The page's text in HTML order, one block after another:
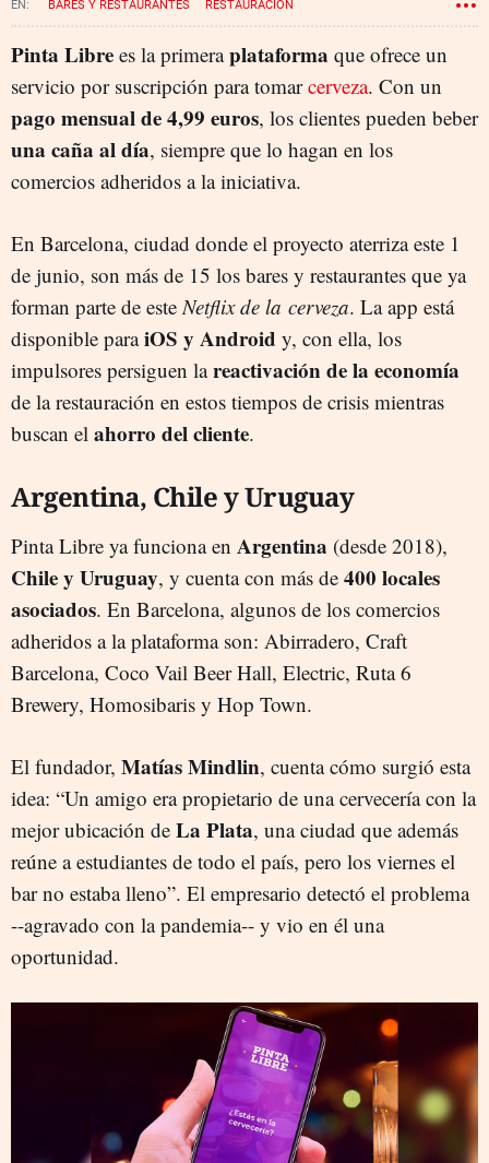
BARES Y RESTAURANTES RESTAURACIÓN
Pinta Libre es la primeraplataforma que ofrece un
servicio por suscripción para tomarcerveza. Con un
pago mensual de 4,99 euros, los clientes pueden beber
una caña al día, siempre que lo hagan en los
comercios adheridos a la iniciativa.
En Barcelona, ciudad donde el proyecto aterriza este 1
de junio, son más de 15 los bares y restaurantes que ya
forman parte de esteNetflix de la cerveza. La app está
disponible paraiOS y Android y, con ella, los
impulsores persiguen lareactivación de la economía
de la restauración en estos tiempos de crisis mientras
buscan el ahorro del cliente.
Argentina, Chile y Uruguay
Pinta Libre ya funciona en Argentina (desde 2018),
Chile y Uruguay, y cuenta con más de 400 locales
asociados. En Barcelona, algunos de los comercios
adheridos a la plataforma son: Abirradero, Craft
Barcelona, Coco Vail Beer Hall, Electric, Ruta 6
Brewery, Homosibaris y Hop Town.
El fundador, Matías Mindlin, cuenta cómo surgió esta
idea: “Un amigo era propietario de una cervecería con la
mejor ubicación de La Plata, una ciudad que además
reúne a estudiantes de todo el país, pero los viernes el
bar no estaba lleno”. El empresario detectó el problema
--agravado con la pandemia-- y vio en él una
oportunidad.